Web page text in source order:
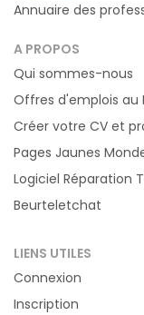
Annuaire des
A PROPOS
Qui sommes-nous
Offres d'emplois au
Créer votre CV et
Pages Jaunes
Logiciel Réparation
Beurteletchat
LIENS UTILES
Connexion
Inscription